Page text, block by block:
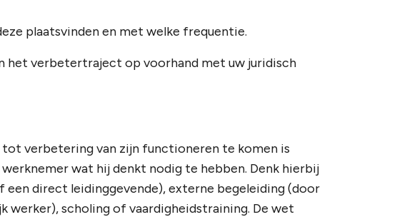
plaatsvinden en met welke frequentie.
het verbetertraject op voorhand met uw juridisch
verbetering van zijn functioneren te komen is
wat hij denkt nodig te hebben. Denk hierbij
een direct leidinggevende), externe begeleiding (door
werker), scholing of vaardigheidstraining. De wet